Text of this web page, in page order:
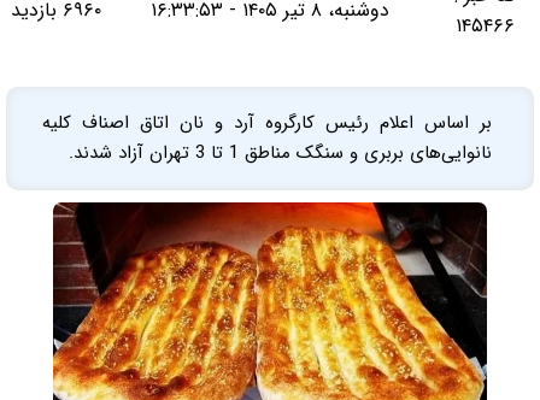
۱۴۵۴۶۶
دوشنبه، ۸ تیر ۱۴۰۵ - ۱۶:۳۳:۵۳ ۶۹۶۰ بازدید
بر اساس اعلام رئیس کارگروه آرد و نان اتاق اصناف کلیه
نانوایی‌های بربری و سنگک مناطق 1 تا 3 تهران آزاد شدند.